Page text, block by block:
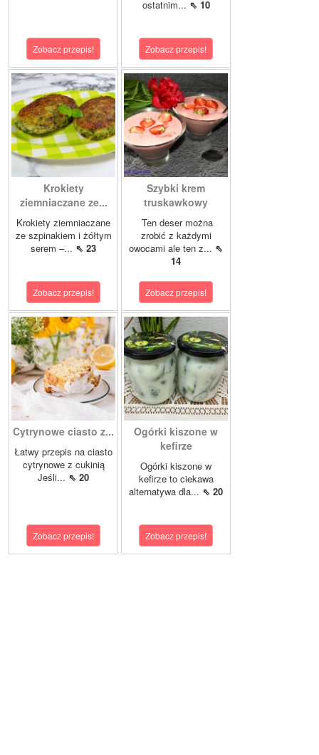
Zobacz przepis!
ostatnim... ⇖ 10
Zobacz przepis!
Krokiety
ziemniaczane ze...
Krokiety ziemniaczane
ze szpinakiem i żółtym
serem –... ⇖ 23
Zobacz przepis!
Szybki krem
truskawkowy
Ten deser można
zrobić z każdymi
owocami ale ten z... ⇖
14
Zobacz przepis!
Cytrynowe ciasto z...
Łatwy przepis na ciasto
cytrynowe z cukinią
Jeśli... ⇖ 20
Zobacz przepis!
Ogórki kiszone w
kefirze
Ogórki kiszone w
kefirze to ciekawa
alternatywa dla... ⇖ 20
Zobacz przepis!